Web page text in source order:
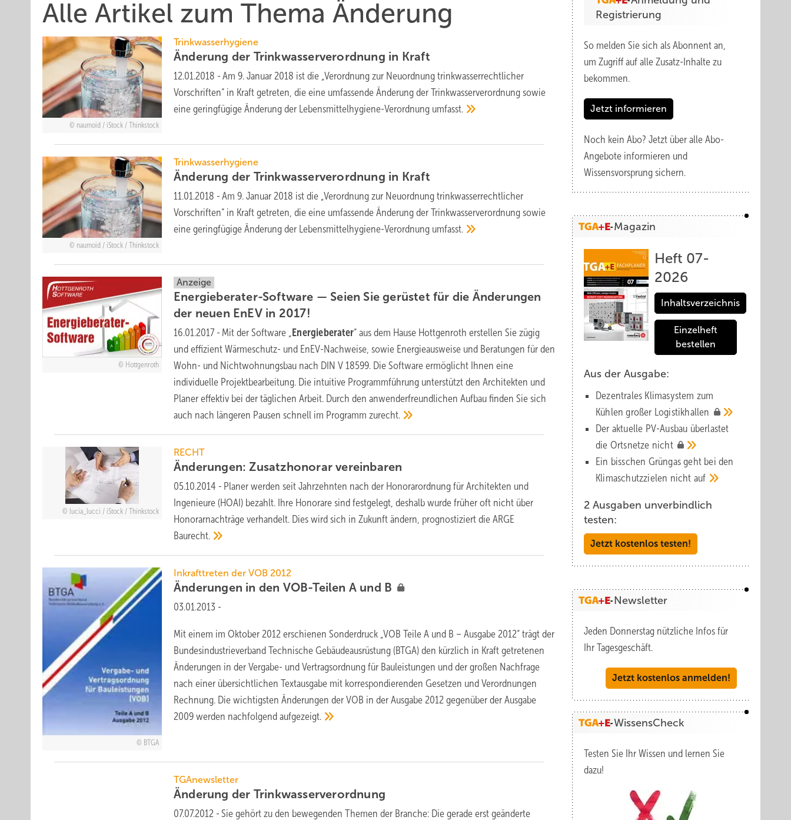
Alle Artikel zum Thema Änderung
naumoid / iStock / Thinkstock
Trinkwasserhygiene
Änderung der Trinkwasserverordnung in Kraft
12.01.2018 - Am 9. Januar 2018 ist die „Verordnung zur Neuordnung trinkwasserrechtlicher
Vorschriften“ in Kraft getreten, die eine umfassende Änderung der Trinkwasserverordnung sowie
eine geringfügige Änderung der Lebensmittelhygiene-Verordnung umfasst.
naumoid / iStock / Thinkstock
Trinkwasserhygiene
Änderung der Trinkwasserverordnung in Kraft
11.01.2018 - Am 9. Januar 2018 ist die „Verordnung zur Neuordnung trinkwasserrechtlicher
Vorschriften“ in Kraft getreten, die eine umfassende Änderung der Trinkwasserverordnung sowie
eine geringfügige Änderung der Lebensmittelhygiene-Verordnung umfasst.
Hottgenroth
Anzeige
Energieberater-Software — Seien Sie gerüstet für die Änderungen
der neuen EnEV in 2017!
16.01.2017 - Mit der Software „ Energieberater“ aus dem Hause Hottgenroth erstellen Sie zügig
und effizient Wärmeschutz- und EnEV-Nachweise, sowie Energieausweise und Beratungen für den
Wohn- und Nichtwohnungsbau nach DIN V 18599. Die Software ermöglicht Ihnen eine
individuelle Projektbearbeitung. Die intuitive Programmführung unterstützt den Architekten und
Planer effektiv bei der täglichen Arbeit. Durch den anwenderfreundlichen Aufbau finden Sie sich
auch nach längeren Pausen schnell im Programmzurecht.
lucia_lucci / iStock / Thinkstock
RECHT
Änderungen: Zusatzhonorarvereinbaren
05.10.2014 - Planer werden seit Jahrzehnten nach der Honorarordnung für Architekten und
Ingenieure (HOAI) bezahlt. Ihre Honorare sind festgelegt, deshalb wurde früher oft nicht über
Honorarnachträge verhandelt. Dies wird sich in Zukunft ändern, prognostiziert die ARGE
Baurecht.
BTGA
Inkrafttreten der VOB 2012
Änderungen in den VOB-Teilen A und B
03.01.2013 -
Mit einem im Oktober 2012 erschienen Sonderdruck „VOB Teile A und B – Ausgabe 2012“ trägt der
Bundesindustrieverband Technische Gebäudeausrüstung (BTGA) den kürzlich in Kraft getretenen
Änderungen in der Vergabe- und Vertragsordnung für Bauleistungen und der großen Nachfrage
nach einer übersichtlichen Textausgabe mit korrespondierenden Gesetzen und Verordnungen
Rechnung. Die wichtigsten Änderungen der VOB in der Ausgabe 2012 gegenüber der Aus­gabe
2009 werden nachfolgend aufgezeigt.
TGAnewsletter
Änderung der Trinkwasserverordnung
07.07.2012 - Sie gehört zu den bewegenden Themen der Branche: Die gerade erst geänderte
Registrierung
So melden Sie sich als Abonnent an,
um Zugriff auf alle Zusatz-Inhalte zu
bekommen.
Jetzt informieren
Noch kein Abo? Jetzt über alle Abo-
Angebote informieren und
Wissensvorsprung sichern.
Magazin
Heft 07-
2026
Inhaltsverzeichnis
Einzelheft
bestellen
Aus der Ausgabe:
Dezentrales Klimasystem zum
Kühlen großer Logistik­hallen
Der aktuelle PV-Ausbau über­lastet
die Orts­netze nicht
Ein bisschen Grüngas geht bei den
Klima­schutz­zielen nicht auf
2 Ausgaben unverbindlich
testen:
Jetzt kostenlos testen!
Newsletter
Jeden Donnerstag nützliche Infos für
Ihr Tagesgeschäft.
Jetzt kostenlos anmelden!
WissensCheck
Testen Sie Ihr Wissen und lernen Sie
dazu!